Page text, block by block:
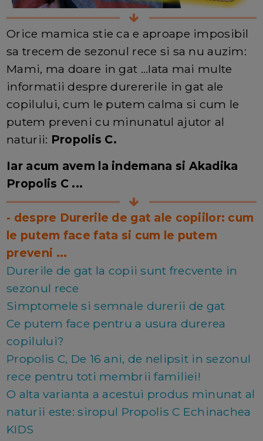
Orice mamica stie ca e aproape imposibil
sa trecem de sezonul rece si sa nu auzim:
Mami, ma doare in gat ...Iata mai multe
informatii despre durererile in gat ale
copilului, cum le putem calma si cum le
putem preveni cu minunatul ajutor al
naturii: Propolis C.
Iar acum avem la indemana si Akadika
Propolis C ...
- despre Durerile de gat ale copiilor: cum
le putem face fata si cum le putem
preveni ...
Durerile de gat la copii sunt frecvente in
sezonul rece
Simptomele si semnale durerii de gat
Ce putem face pentru a usura durerea
copilului?
Propolis C, De 16 ani, de nelipsit in sezonul
rece pentru toti membrii familiei!
O alta varianta a acestui produs minunat al
naturii este: siropul Propolis C Echinachea
KIDS